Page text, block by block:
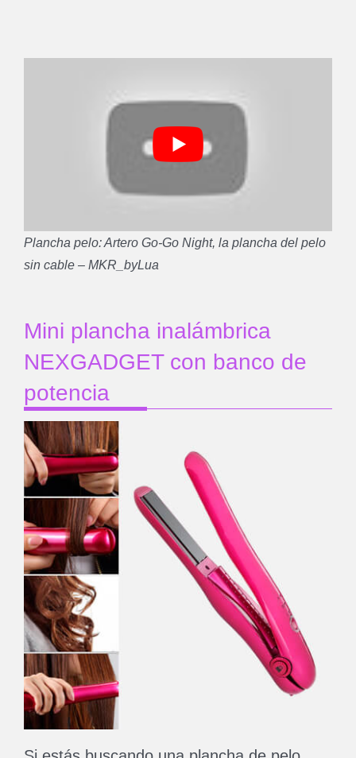
Plancha pelo: Artero Go-Go Night, la plancha del pelo
sin cable – MKR_byLua
Mini plancha inalámbrica
NEXGADGET con banco de
potencia